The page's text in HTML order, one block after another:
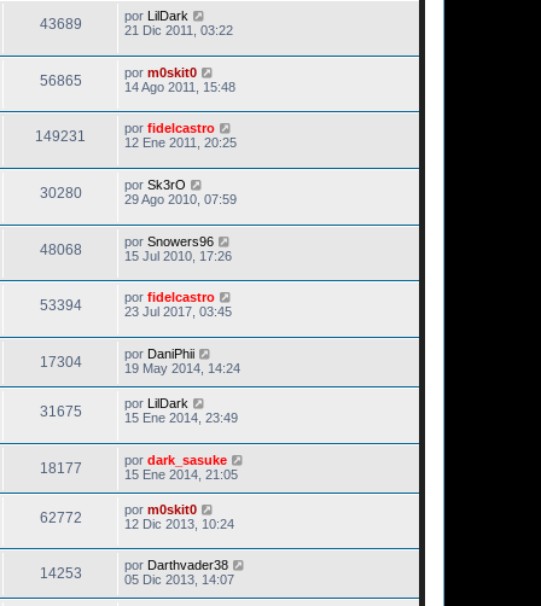
43689 por LilDark
21 Dic 2011, 03:22
56865 por m0skit0
14 Ago 2011, 15:48
149231 por fidelcastro
12 Ene 2011, 20:25
30280 por Sk3rO
29 Ago 2010, 07:59
48068 por Snowers96
15 Jul 2010, 17:26
53394 por fidelcastro
23 Jul 2017, 03:45
17304 por DaniPhii
19 May 2014, 14:24
31675 por LilDark
15 Ene 2014, 23:49
18177 por dark_sasuke
15 Ene 2014, 21:05
62772 por m0skit0
12 Dic 2013, 10:24
14253 por Darthvader38
05 Dic 2013, 14:07